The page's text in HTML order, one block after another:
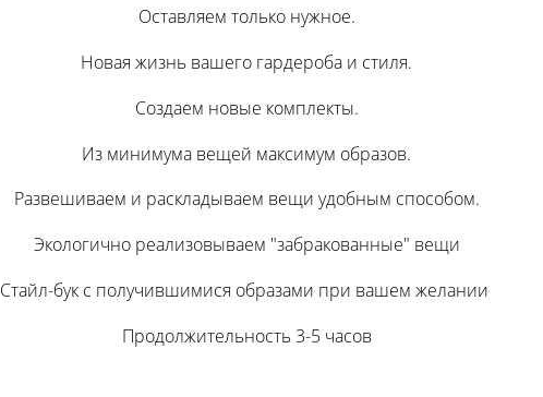
Оставляем только нужное.
Новая жизнь вашего гардероба и стиля.
Создаем новые комплекты.
Из минимума вещей максимум образов.
Развешиваем и раскладываем вещи удобным способом.
Экологично реализовываем "забракованные" вещи
Стайл-бук с получившимися образами при вашем желании
Продолжительность 3-5 часов